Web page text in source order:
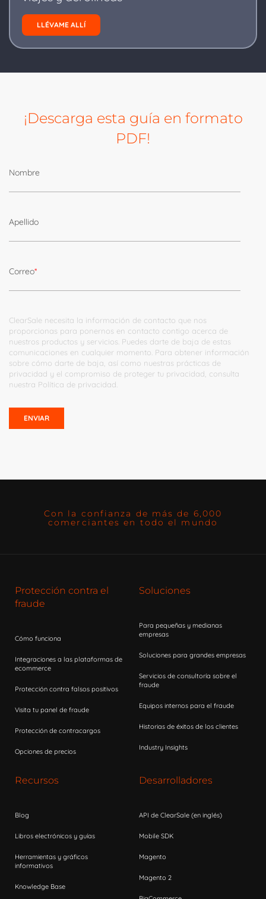
LLÉVAME ALLÍ
¡Descarga esta guía en formato
PDF!
Nombre
Apellido
Correo*
ClearSale necesita la información de contacto que nos
proporcionas para ponernos en contacto contigo acerca de
nuestros productos y servicios. Puedes darte de baja de estas
comunicaciones en cualquier momento. Para obtener información
sobre cómo darte de baja, así como nuestras prácticas de
privacidad y el compromiso de proteger tu privacidad, consulta
nuestra Política de privacidad
Con la confianza de más de 6,000
comerciantes en todo el mundo
Protección contra el
fraude
Cómo funciona
Integraciones a las plataformas de
ecommerce
Protección contra falsos positivos
Visita tu panel de fraude
Protección de contracargos
Opciones de precios
Soluciones
Para pequeñas y medianas
empresas
Soluciones para grandes empresas
Servicios de consultoría sobre el
fraude
Equipos internos para el fraude
Historias de éxitos de los clientes
Industry Insights
Recursos
Blog
Libros electrónicos y guías
Herramientas y gráficos
informativos
Knowledge Base
Desarrolladores
API de ClearSale (en inglés)
Mobile SDK
Magento
Magento 2